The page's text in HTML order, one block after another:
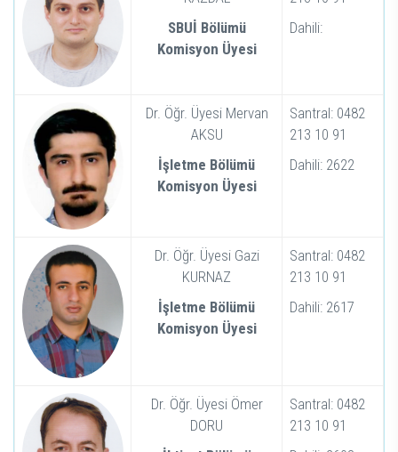
SBUİ Bölümü
Komisyon Üyesi
Dahili:
Dr. Öğr. Üyesi Mervan
AKSU
İşletme Bölümü
Komisyon Üyesi
Santral: 0482
213 10 91
Dahili: 2622
Dr. Öğr. Üyesi Gazi
KURNAZ
İşletme Bölümü
Komisyon Üyesi
Santral: 0482
213 10 91
Dahili: 2617
Dr. Öğr. Üyesi Ömer
DORU
Santral: 0482
213 10 91